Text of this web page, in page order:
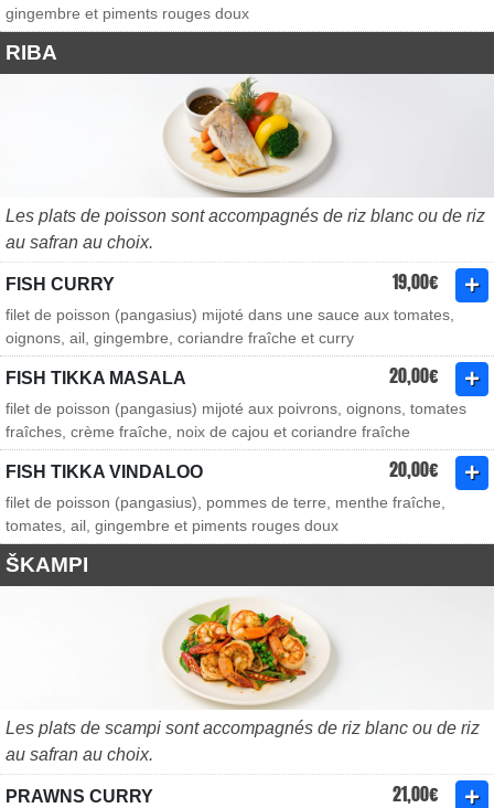
gingembre et piments rouges doux
RIBA
Les plats de poisson sont accompagnés de riz blanc ou de riz
au safran au choix.
FISH CURRY 19,00€
filet de poisson (pangasius) mijoté dans une sauce aux tomates,
oignons, ail, gingembre, coriandre fraîche et curry
FISH TIKKA MASALA 20,00€
filet de poisson (pangasius) mijoté aux poivrons, oignons, tomates
fraîches, crème fraîche, noix de cajou et coriandre fraîche
FISH TIKKA VINDALOO 20,00€
filet de poisson (pangasius), pommes de terre, menthe fraîche,
tomates, ail, gingembre et piments rouges doux
ŠKAMPI
Les plats de scampi sont accompagnés de riz blanc ou de riz
au safran au choix.
PRAWNS CURRY 21,00€